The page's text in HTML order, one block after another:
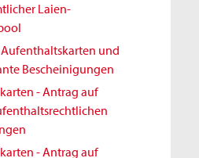
Laien-
und
Bescheinigungen
- Antrag auf
- Antrag auf